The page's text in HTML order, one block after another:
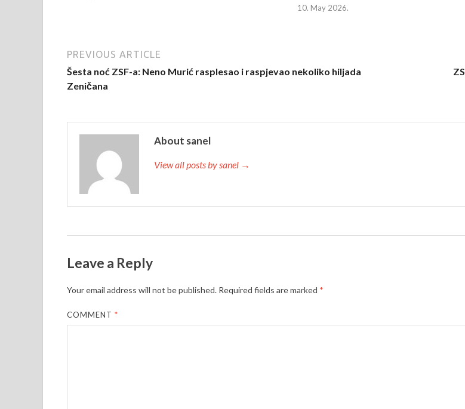
10. May 2026.
PREVIOUS ARTICLE
Šesta noć ZSF-a: Neno Murić rasplesao i raspjevao nekoliko hiljada
Zeničana
About sanel
View all posts by sanel →
Leave a Reply
Your email address will not be published. Required fields are marked *
COMMENT*